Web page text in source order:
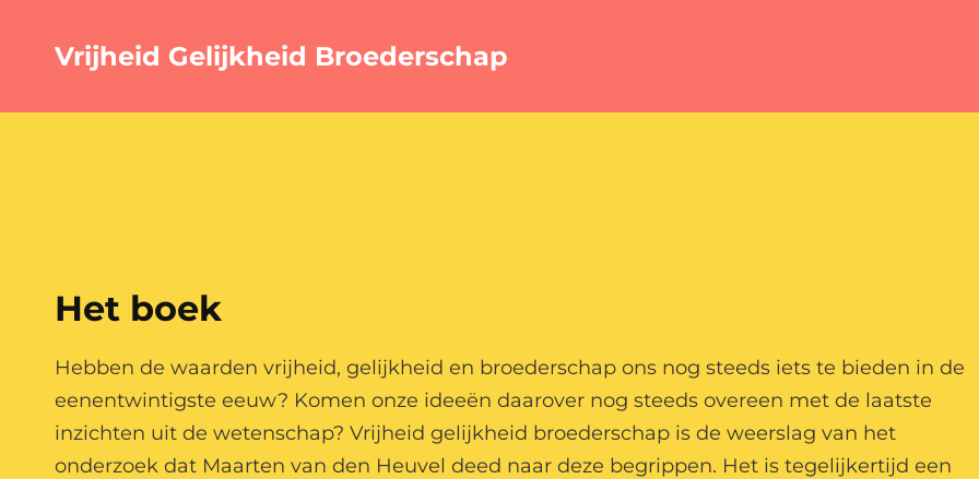
Vrijheid Gelijkheid Broederschap
Het boek
Hebben de waarden vrijheid, gelijkheid en broederschap ons nog steeds iets te bieden in de
eenentwintigste eeuw? Komen onze ideeën daarover nog steeds overeen met de laatste
inzichten uit de wetenschap? Vrijheid gelijkheid broederschap is de weerslag van het
onderzoek dat Maarten van den Heuvel deed naar deze begrippen. Het is tegelijkertijd een